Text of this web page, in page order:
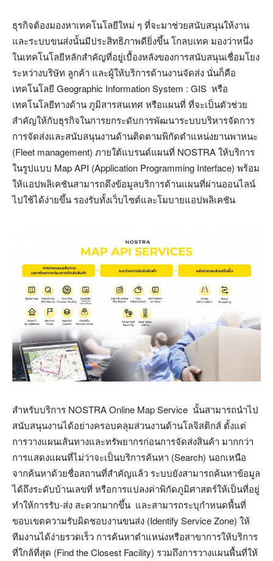
ธุรกิจต้องมองหาเทคโนโลยีใหม่ ๆ ที่จะมาช่วยสนับสนุนให้งาน
และระบบขนส่งนั้นมีประสิทธิภาพดียิ่งขึ้น โกลบเทค มองว่าหนึ่ง
ในเทคโนโลยีหลักสำคัญที่อยู่เบื้องหลังของการสนับสนุนเชื่อมโยง
ระหว่างบริษัท ลูกค้า และผู้ให้บริการด้านงานจัดส่ง นั่นก็คือ
เทคโนโลยี Geographic Information System : GIS หรือ
เทคโนโลยีทางด้าน ภูมิสารสนเทศ หรือแผนที่ ที่จะเป็นตัวช่วย
สำคัญให้กับธุรกิจในการยกระดับการพัฒนาระบบบริหารจัดการ
การจัดส่งและสนับสนุนงานด้านติดตามพิกัดตำแหน่งยานพาหนะ
(Fleet management) ภายใต้แบรนด์แผนที่ NOSTRA ให้บริการ
ในรูปแบบ Map API (Application Programming Interface) พร้อม
ให้แอปพลิเคชันสามารถดึงข้อมูลบริการด้านแผนที่ผ่านออนไลน์
ไปใช้ได้ง่ายขึ้น รองรับทั้งเว็บไซต์และโมบายแอปพลิเคชัน
สำหรับบริการ NOSTRA Online Map Service นั้นสามารถนำไป
สนับสนุนงานได้อย่างครอบคลุมส่วนงานด้านโลจิสติกส์ ตั้งแต่
การวางแผนเส้นทางและทรัพยากรก่อนการจัดส่งสินค้า มากกว่า
การแสดงแผนที่ไม่ว่าจะเป็นบริการค้นหา (Search) นอกเหนือ
จากค้นหาด้วยชื่อสถานที่สำคัญแล้ว ระบบยังสามารถค้นหาข้อมูล
ได้ถึงระดับบ้านเลขที่ หรือการแปลงค่าพิกัดภูมิศาสตร์ให้เป็นที่อยู่
ทำให้การรับ-ส่ง สะดวกมากขึ้น และสามารถระบุกำหนดพื้นที่
ขอบเขตความรับผิดชอบงานขนส่ง (Identify Service Zone) ให้
ทีมงานได้ง่ายรวดเร็ว การค้นหาตำแหน่งหรือสาขาการให้บริการ
ที่ใกล้ที่สุด (Find the Closest Facility) รวมถึงการวางแผนพื้นที่ให้